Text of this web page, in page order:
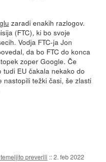
zaradi enakih razlogov.
(FTC), ki bo svoje
Vodja FTC-ja Jon
da bo FTC do konca
zoper Google. Če
EU čakala nekako do
težki časi, še zlasti
preverili ::2. feb 2022